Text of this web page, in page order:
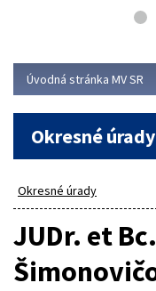
asociácie poisťovní
Viac
Úvodná stránka MV SR
Okresné úrady
Okresné úrady
JUDr. et